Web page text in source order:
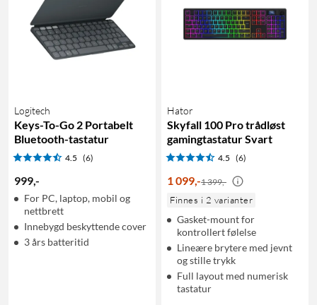
Logitech
Keys-To-Go 2 Portabelt
Bluetooth-tastatur
4.5 (6)
999,-
For PC, laptop, mobil og
nettbrett
Innebygd beskyttende cover
3 års batteritid
Hator
Skyfall 100 Pro trådløst
gamingtastatur Svart
4.5 (6)
1 099,-1 399,-
Finnes i 2 varianter
Gasket-mount for
kontrollert følelse
Lineære brytere med jevnt
og stille trykk
Full layout med numerisk
tastatur